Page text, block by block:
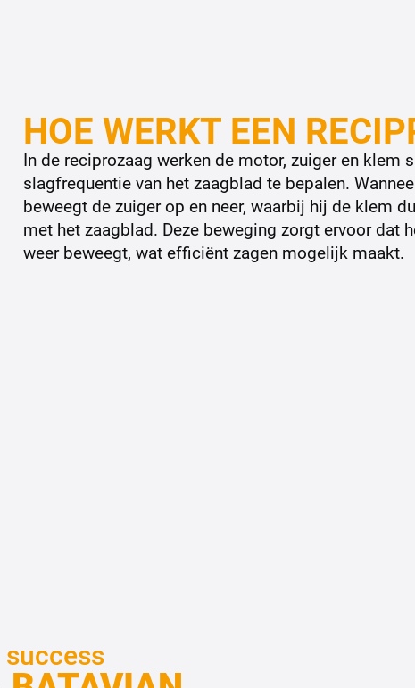
HOE WERKT EEN
In de reciprozaag werken de motor, zuiger en klem
slagfrequentie van het zaagblad te bepalen.
beweegt de zuiger op en neer, waarbij hij de klem
met het zaagblad. Deze beweging zorgt ervoor dat
weer beweegt, wat efficiënt zagen mogelijk maakt.
success